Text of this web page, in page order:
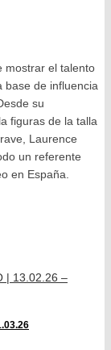
mostrar el talento
base de influencia
su
figuras de la talla
Laurence
un referente
en España.